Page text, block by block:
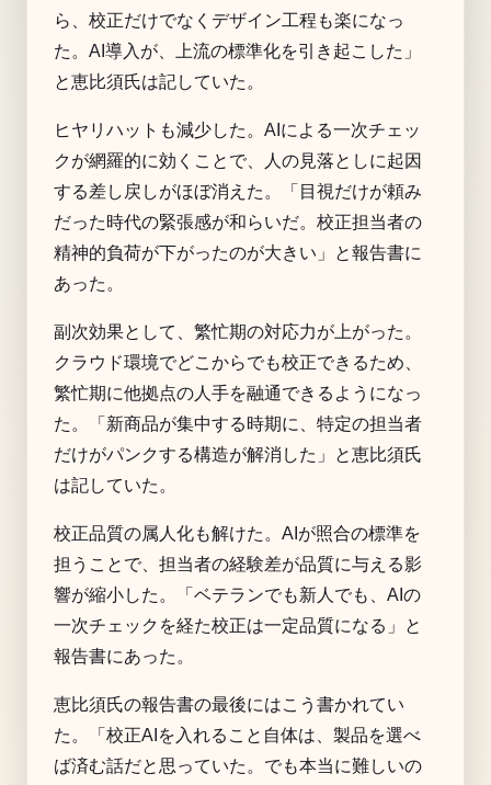
ら、校正だけでなくデザイン工程も楽になっ
た。AI導入が、上流の標準化を引き起こした」
と恵比須氏は記していた。
ヒヤリハットも減少した。AIによる一次チェッ
クが網羅的に効くことで、人の見落としに起因
する差し戻しがほぼ消えた。「目視だけが頼み
だった時代の緊張感が和らいだ。校正担当者の
精神的負荷が下がったのが大きい」と報告書に
あった。
副次効果として、繁忙期の対応力が上がった。
クラウド環境でどこからでも校正できるため、
繁忙期に他拠点の人手を融通できるようになっ
た。「新商品が集中する時期に、特定の担当者
だけがパンクする構造が解消した」と恵比須氏
は記していた。
校正品質の属人化も解けた。AIが照合の標準を
担うことで、担当者の経験差が品質に与える影
響が縮小した。「ベテランでも新人でも、AIの
一次チェックを経た校正は一定品質になる」と
報告書にあった。
恵比須氏の報告書の最後にはこう書かれてい
た。「校正AIを入れること自体は、製品を選べ
ば済む話だと思っていた。でも本当に難しいの